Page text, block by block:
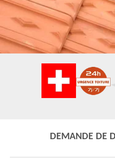
DEMANDE DE